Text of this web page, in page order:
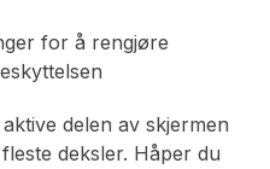
for å rengjøre
delen av skjermen
deksler. Håper du